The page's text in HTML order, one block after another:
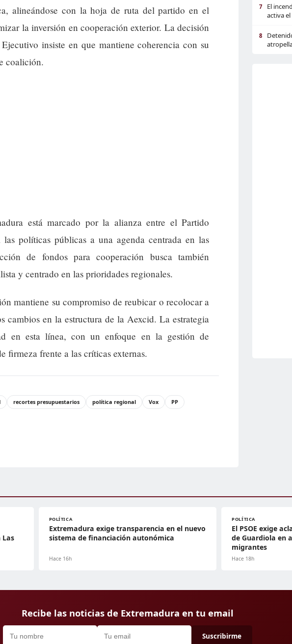
alineándose con la hoja de ruta del partido en el
la inversión en cooperación exterior. La decisión
insiste en que mantiene coherencia con su
coalición.
está marcado por la alianza entre el Partido
políticas públicas a una agenda centrada en las
de fondos para cooperación busca también
y centrado en las prioridades regionales.
mantiene su compromiso de reubicar o recolocar a
cambios en la estructura de la Aexcid. La estrategia
en esta línea, con un enfoque en la gestión de
firmeza frente a las críticas externas.
recortes presupuestarios política regional Vox PP
7
El
activa
8
Las
POLÍTICA
Extremadura exige transparencia en el nuevo
sistema de financiación autonómica
Hace 16h
POLÍTICA
El PSOE exige
de Guardiola en
migrantes
Hace 18h
Recibe las noticias de Extremadura en tu email
Suscribirme